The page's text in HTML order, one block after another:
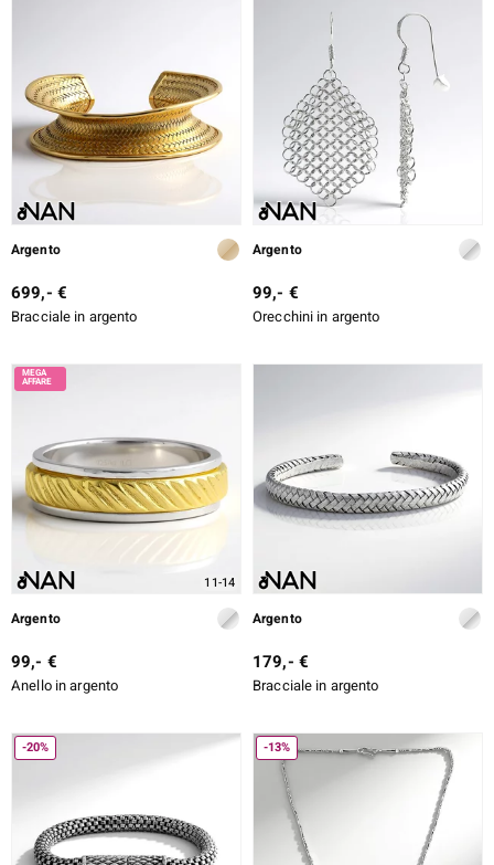
Argento
699,- €
Bracciale in argento
Argento
99,- €
Orecchini in argento
11-14
Argento
99,- €
Anello in argento
Argento
179,- €
Bracciale in argento
-20% -13%